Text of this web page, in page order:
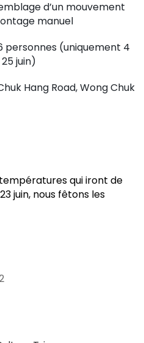
d’un mouvement
manuel
personnes (uniquement 4
juin)
Hang Road, Wong Chuk
qui iront de
juin, nous fêtons les